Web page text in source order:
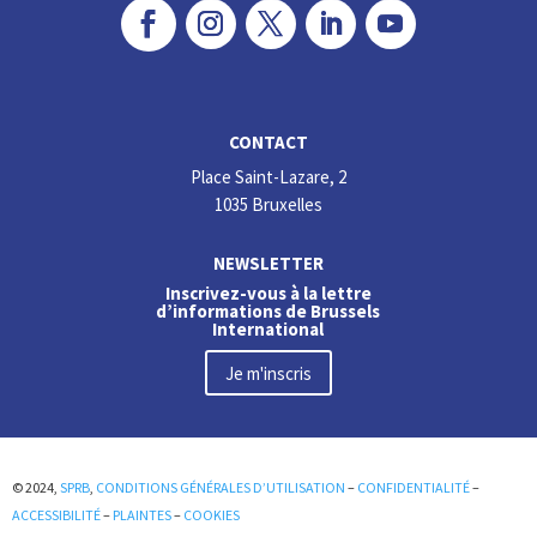
CONTACT
Place Saint-Lazare, 2
1035 Bruxelles
NEWSLETTER
Inscrivez-vous à la lettre
d’informations de Brussels
International
Je m'inscris
© 2024, SPRB CONDITIONS GÉNÉRALES D’UTILISATION – CONFIDENTIALITÉ–
ACCESSIBILITÉ– PLAINTES– COOKIES